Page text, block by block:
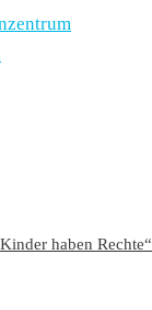
haben Rechte“